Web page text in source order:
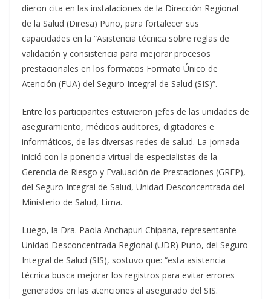
dieron cita en las instalaciones de la Dirección Regional
de la Salud (Diresa) Puno, para fortalecer sus
capacidades en la “Asistencia técnica sobre reglas de
validación y consistencia para mejorar procesos
prestacionales en los formatos Formato Único de
Atención (FUA) del Seguro Integral de Salud (SIS)”.
Entre los participantes estuvieron jefes de las unidades de
aseguramiento, médicos auditores, digitadores e
informáticos, de las diversas redes de salud. La jornada
inició con la ponencia virtual de especialistas de la
Gerencia de Riesgo y Evaluación de Prestaciones (GREP),
del Seguro Integral de Salud, Unidad Desconcentrada del
Ministerio de Salud, Lima.
Luego, la Dra. Paola Anchapuri Chipana, representante
Unidad Desconcentrada Regional (UDR) Puno, del Seguro
Integral de Salud (SIS), sostuvo que: “esta asistencia
técnica busca mejorar los registros para evitar errores
generados en las atenciones al asegurado del SIS.